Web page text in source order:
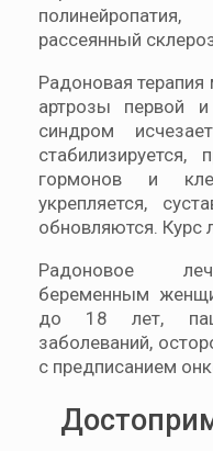
рассеянный
Радоновая
артрозы первой
синдром
стабилизируется,
гормонов и
укрепляется,
обновляются. Курс
Радоновое
беременным
до 18 лет,
заболеваний,
с предписанием